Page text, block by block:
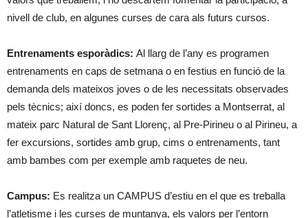
nivell de club, en algunes curses de cara als futurs cursos.
Entrenaments esporàdics: Al llarg de l’any es programen
entrenaments en caps de setmana o en festius en funció de la
demanda dels mateixos joves o de les necessitats observades
pels tècnics; així doncs, es poden fer sortides a Montserrat, al
mateix parc Natural de Sant Llorenç, al Pre-Pirineu o al Pirineu, a
fer excursions, sortides amb grup, cims o entrenaments, tant
amb bambes com per exemple amb raquetes de neu.
Campus: Es realitza un CAMPUS d’estiu en el que es treballa
l’atletisme i les curses de muntanya, els valors per l’entorn